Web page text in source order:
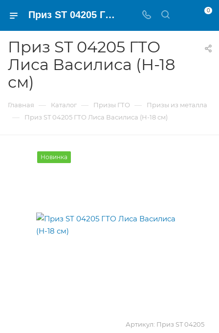
Приз ST 04205 ГТО Лиса Василиса (H-18 см) 0
Приз ST 04205 ГТО
Лиса Василиса (H-18
см)
Главная — Каталог — Призы ГТО — Призы из металла
— Приз ST 04205 ГТО Лиса Василиса (H-18 см)
Новинка
Артикул: Приз ST 04205